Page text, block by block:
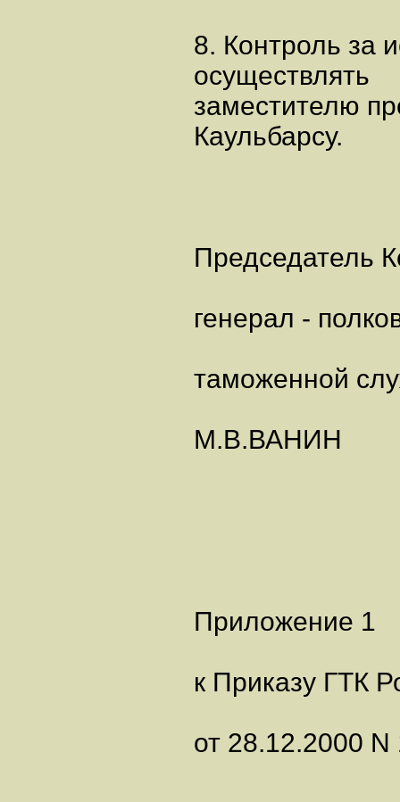
8. Контроль за
осуществлять
заместителю
Каульбарсу.
Председатель
генерал -
таможенной
М.В.ВАНИН
Приложение 1
к Приказу ГТК
от 28.12.2000 N